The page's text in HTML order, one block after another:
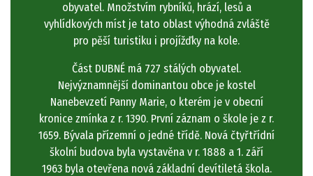
obyvatel. Množstvím rybníků, hrází, lesů a
vyhlídkových míst je tato oblast výhodná zvláště
pro pěší turistiku i projížďky na kole.
Část DUBNÉ má 727 stálých obyvatel.
Nejvýznamnější dominantou obce je kostel
Nanebevzetí Panny Marie, o kterém je v obecní
kronice zmínka z r. 1390. První záznam o škole je z r.
1659. Bývala přízemní o jedné třídě. Nová čtyřtřídní
školní budova byla vystavěna v r. 1888 a 1. září
1963 byla otevřena nová základní devítiletá škola.